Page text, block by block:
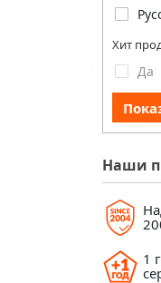
Хит
Да
Наши
1